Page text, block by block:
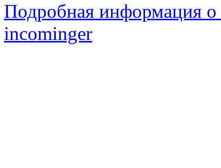
Подробная информация о
incominger